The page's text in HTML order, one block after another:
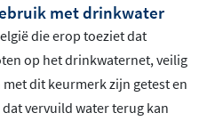
met drinkwater
die erop toeziet dat
op het drinkwaternet, veilig
dit keurmerk zijn getest en
vervuild water terug kan